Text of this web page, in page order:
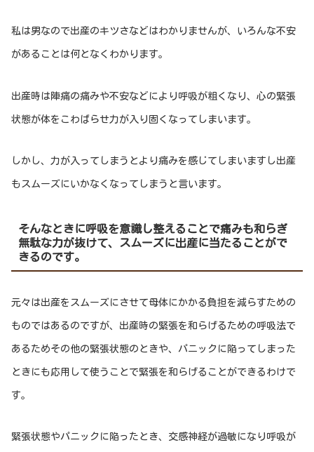
私は男なので出産のキツさなどはわかりませんが、いろんな不安
があることは何となくわかります。
出産時は陣痛の痛みや不安などにより呼吸が粗くなり、心の緊張
状態が体をこわばらせ力が入り固くなってしまいます。
しかし、力が入ってしまうとより痛みを感じてしまいますし出産
もスムーズにいかなくなってしまうと言います。
そんなときに呼吸を意識し整えることで痛みも和らぎ
無駄な力が抜けて、スムーズに出産に当たることがで
きるのです。
元々は出産をスムーズにさせて母体にかかる負担を減らすための
ものではあるのですが、出産時の緊張を和らげるための呼吸法で
あるためその他の緊張状態のときや、パニックに陥ってしまった
ときにも応用して使うことで緊張を和らげることができるわけで
す。
緊張状態やパニックに陥ったとき、交感神経が過敏になり呼吸が